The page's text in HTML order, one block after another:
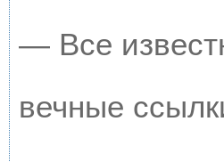
— Все
вечные